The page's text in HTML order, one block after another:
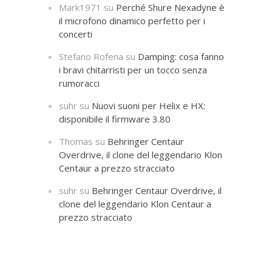
Mark1971 su Perché Shure Nexadyne è
il microfono dinamico perfetto per i
concerti
Stefano Rofena su Damping: cosa fanno
i bravi chitarristi per un tocco senza
rumoracci
suhr su Nuovi suoni per Helix e HX:
disponibile il firmware 3.80
Thomas su Behringer Centaur
Overdrive, il clone del leggendario Klon
Centaur a prezzo stracciato
suhr su Behringer Centaur Overdrive, il
clone del leggendario Klon Centaur a
prezzo stracciato